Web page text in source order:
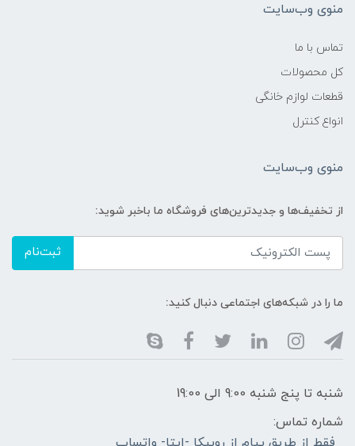
منوی وب‌سایت
تماس با ما
کل محصولات
قطعات لوازم خانگی
انواع کنترل
منوی وب‌سایت
از تخفیف‌ها و جدیدترین‌های فروشگاه ما باخبر شوید:
ثبت‌نام
ما را در شبکه‌های اجتماعی دنبال کنید:
شنبه تا پنج شنبه 9:00 الی 19:00
شماره تماس: